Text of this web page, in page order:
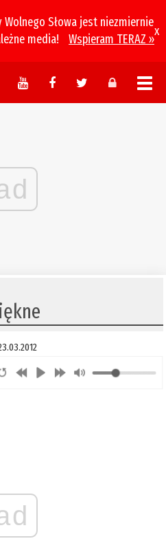
Słowa jest niezmiernie
media!
Wspieram TERAZ »
x